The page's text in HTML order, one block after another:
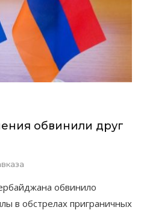
обвинили друг
обвинило
в обстрелах приграничных